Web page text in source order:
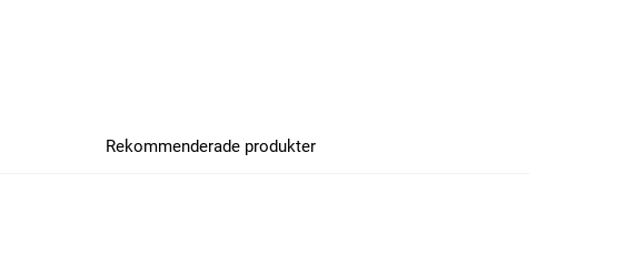
Rekommenderade produkter